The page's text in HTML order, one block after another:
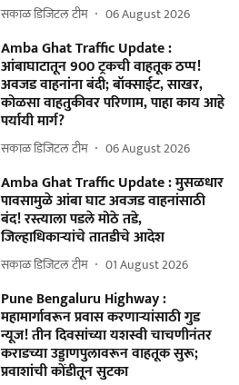
सकाळ डिजिटल टीम 06 August 2026
Amba Ghat Traffic Update :
आंबाघाटातून 900 ट्रकची वाहतूक ठप्प!
अवजड वाहनांना बंदी; बॉक्साईट, साखर,
कोळसा वाहतुकीवर परिणाम, पाहा काय आहे
पर्यायी मार्ग?
सकाळ डिजिटल टीम 06 August 2026
Amba Ghat Traffic Update : मुसळधार
पावसामुळे आंबा घाट अवजड वाहनांसाठी
बंद! रस्त्याला पडले मोठे तडे,
जिल्हाधिकाऱ्यांचे तातडीचे आदेश
सकाळ डिजिटल टीम 01 August 2026
Pune Bengaluru Highway :
महामार्गावरून प्रवास करणाऱ्यांसाठी गुड
न्यूज! तीन दिवसांच्या यशस्वी चाचणीनंतर
कराडच्या उड्डाणपुलावरून वाहतूक सुरू;
प्रवाशांची कोंडीतून सुटका